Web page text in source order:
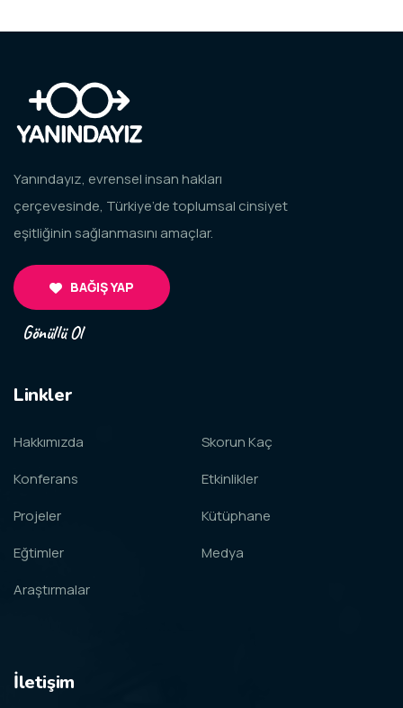
Yanındayız, evrensel insan hakları
çerçevesinde, Türkiye’de toplumsal cinsiyet
eşitliğinin sağlanmasını amaçlar.
BAĞIŞ YAP
Gönüllü Ol
Linkler
Hakkımızda
Konferans
Projeler
Eğtimler
Araştırmalar
Skorun Kaç
Etkinlikler
Kütüphane
Medya
İletişim